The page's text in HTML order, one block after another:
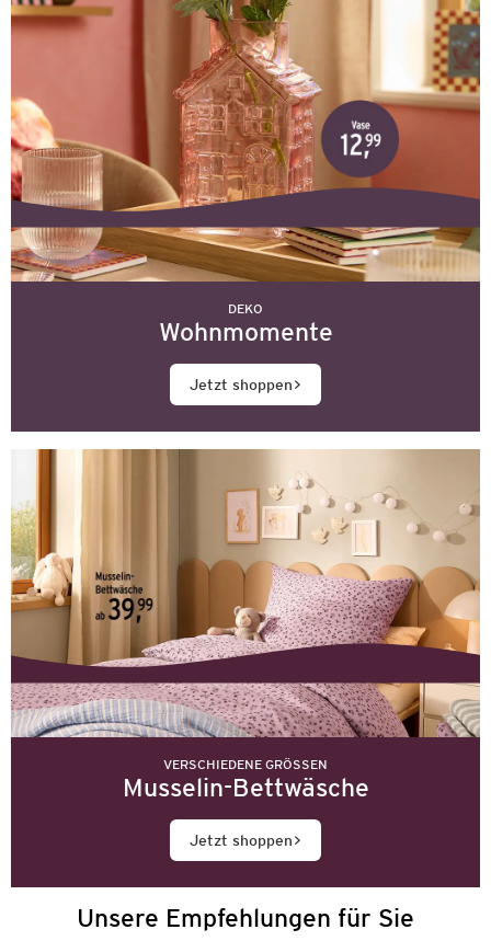
DEKO
Wohnmomente
Jetzt shoppen
VERSCHIEDENE GRÖSSEN
Musselin-Bettwäsche
Jetzt shoppen
Unsere Empfehlungen für Sie